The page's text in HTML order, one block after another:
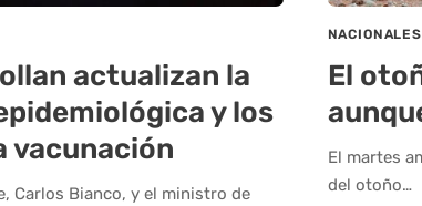
actualizan la
y los
vacunación
Carlos Bianco, y el ministro de
NACIONALES
El
El martes
del otoño…